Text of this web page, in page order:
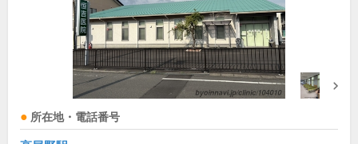
所在地・電話番号